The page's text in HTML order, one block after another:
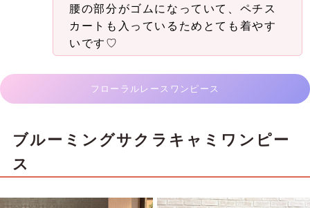
腰の部分がゴムになっていて、ペチス
カートも入っているためとても着やす
いです♡
フローラルレースワンピース
ブルーミングサクラキャミワンピー
ス